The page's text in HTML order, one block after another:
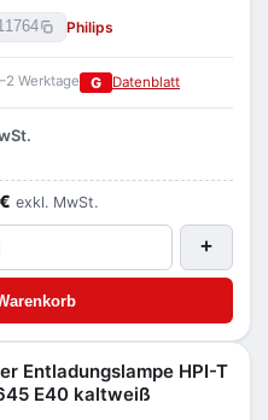
Philips
Werktage G Datenblatt
exkl. MwSt.
+
Entladungslampe HPI-T
E40 kaltweiß